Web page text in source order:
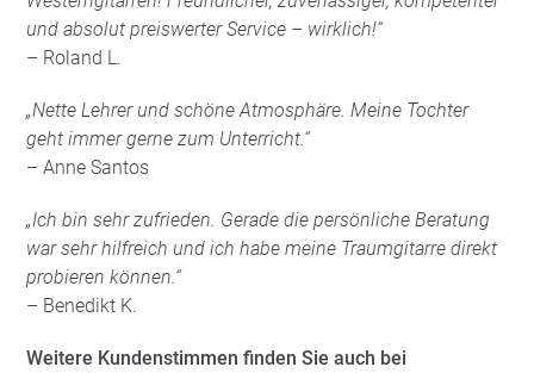
und absolut preiswerter Service – wirklich!“
– Roland L.
„Nette Lehrer und schöne Atmosphäre. Meine Tochter
geht immer gerne zum Unterricht.“
– Anne Santos
„Ich bin sehr zufrieden. Gerade die persönliche Beratung
war sehr hilfreich und ich habe meine Traumgitarre direkt
probieren können.“
– Benedikt K.
Weitere Kundenstimmen finden Sie auch bei